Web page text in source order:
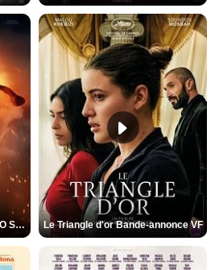
L'Odyssée Bande-annonce VO STFR Le Triangle d'or Bande-annonce VF